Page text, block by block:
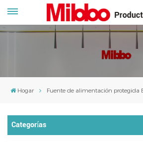
Hogar Fuente de alimentación protegida
Categorías